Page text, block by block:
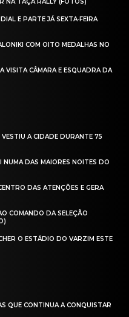
E PARTE JÁ SEXTA‑FEIRA
COM OITO MEDALHAS NO
VISITA CÂMARA E ESQUADRA DA
A CIDADE DURANTE 75
NUMA DAS MAIORES NOITES DO
DAS ATENÇÕES E GERA
COMANDO DA SELEÇÃO
O ESTÁDIO DO VARZIM ESTE
QUE CONTINUA A CONQUISTAR